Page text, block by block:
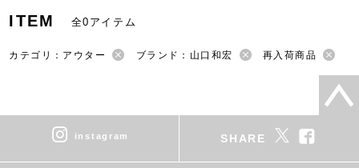
ITEM 全0アイテム
カテゴリ：アウター ブランド：山口和宏 再入荷商品
instagram SHARE